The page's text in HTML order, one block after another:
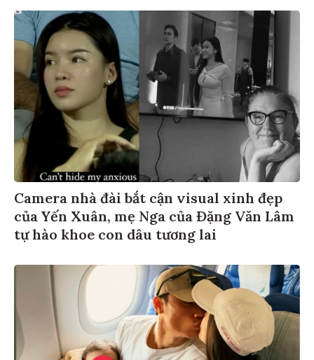
Camera nhà đài bắt cận visual xinh đẹp
của Yến Xuân, mẹ Nga của Đặng Văn Lâm
tự hào khoe con dâu tương lai